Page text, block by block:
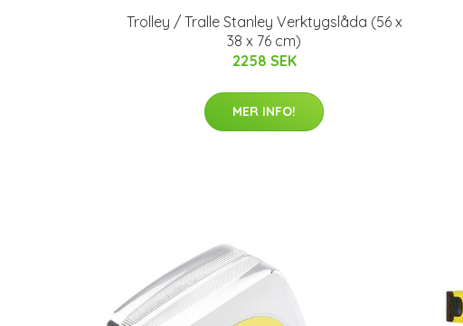
Trolley / Tralle Stanley Verktygslåda (56 x
38 x 76 cm)
2258 SEK
MER INFO!